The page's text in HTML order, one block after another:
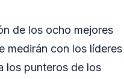
de los ocho mejores
medirán con los líderes
los punteros de los